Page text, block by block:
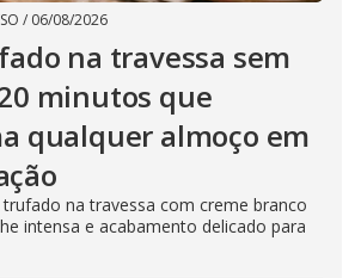
/ 06/08/2026
na travessa sem
minutos que
qualquer almoço em
na travessa com creme branco
intensa e acabamento delicado para